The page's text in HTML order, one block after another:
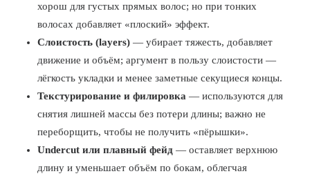
хорош для густых прямых волос; но при тонких
волосах добавляет «плоский» эффект.
Слоистость (layers) — убирает тяжесть, добавляет
движение и объём; аргумент в пользу слоистости —
лёгкость укладки и менее заметные секущиеся концы.
Текстурирование и филировка — используются для
снятия лишней массы без потери длины; важно не
переборщить, чтобы не получить «пёрышки».
Undercut или плавный фейд — оставляет верхнюю
длину и уменьшает объём по бокам, облегчая